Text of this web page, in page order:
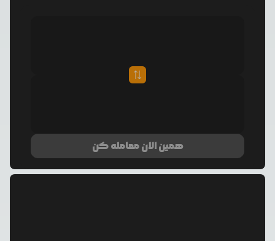
همین الان معامله کن